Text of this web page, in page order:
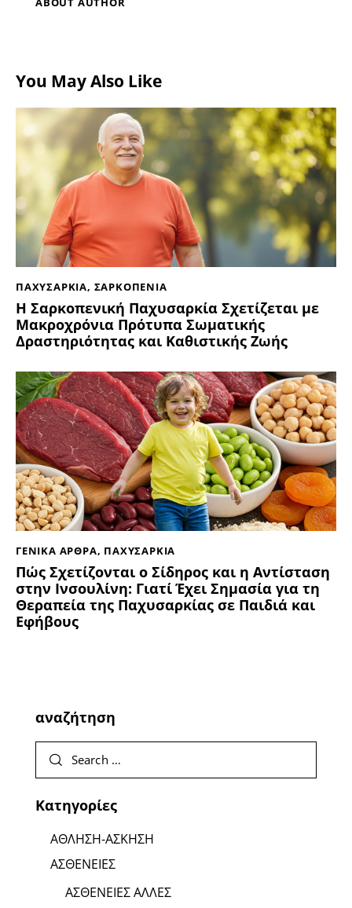
You May Also Like
ΠΑΧΥΣΑΡΚΙΑ, ΣΑΡΚΟΠΕΝΙΑ
Η Σαρκοπενική Παχυσαρκία Σχετίζεται με
Μακροχρόνια Πρότυπα Σωματικής
Δραστηριότητας και Καθιστικής Ζωής
ΓΕΝΙΚΑ ΑΡΘΡΑ, ΠΑΧΥΣΑΡΚΙΑ
Πώς Σχετίζονται ο Σίδηρος και η Αντίσταση
στην Ινσουλίνη: Γιατί Έχει Σημασία για τη
Θεραπεία της Παχυσαρκίας σε Παιδιά και
Εφήβους
αναζήτηση
Κατηγορίες
ΑΘΛΗΣΗ-ΑΣΚΗΣΗ
ΑΣΘΕΝΕΙΕΣ
ΑΣΘΕΝΕΙΕΣ ΑΛΛΕΣ